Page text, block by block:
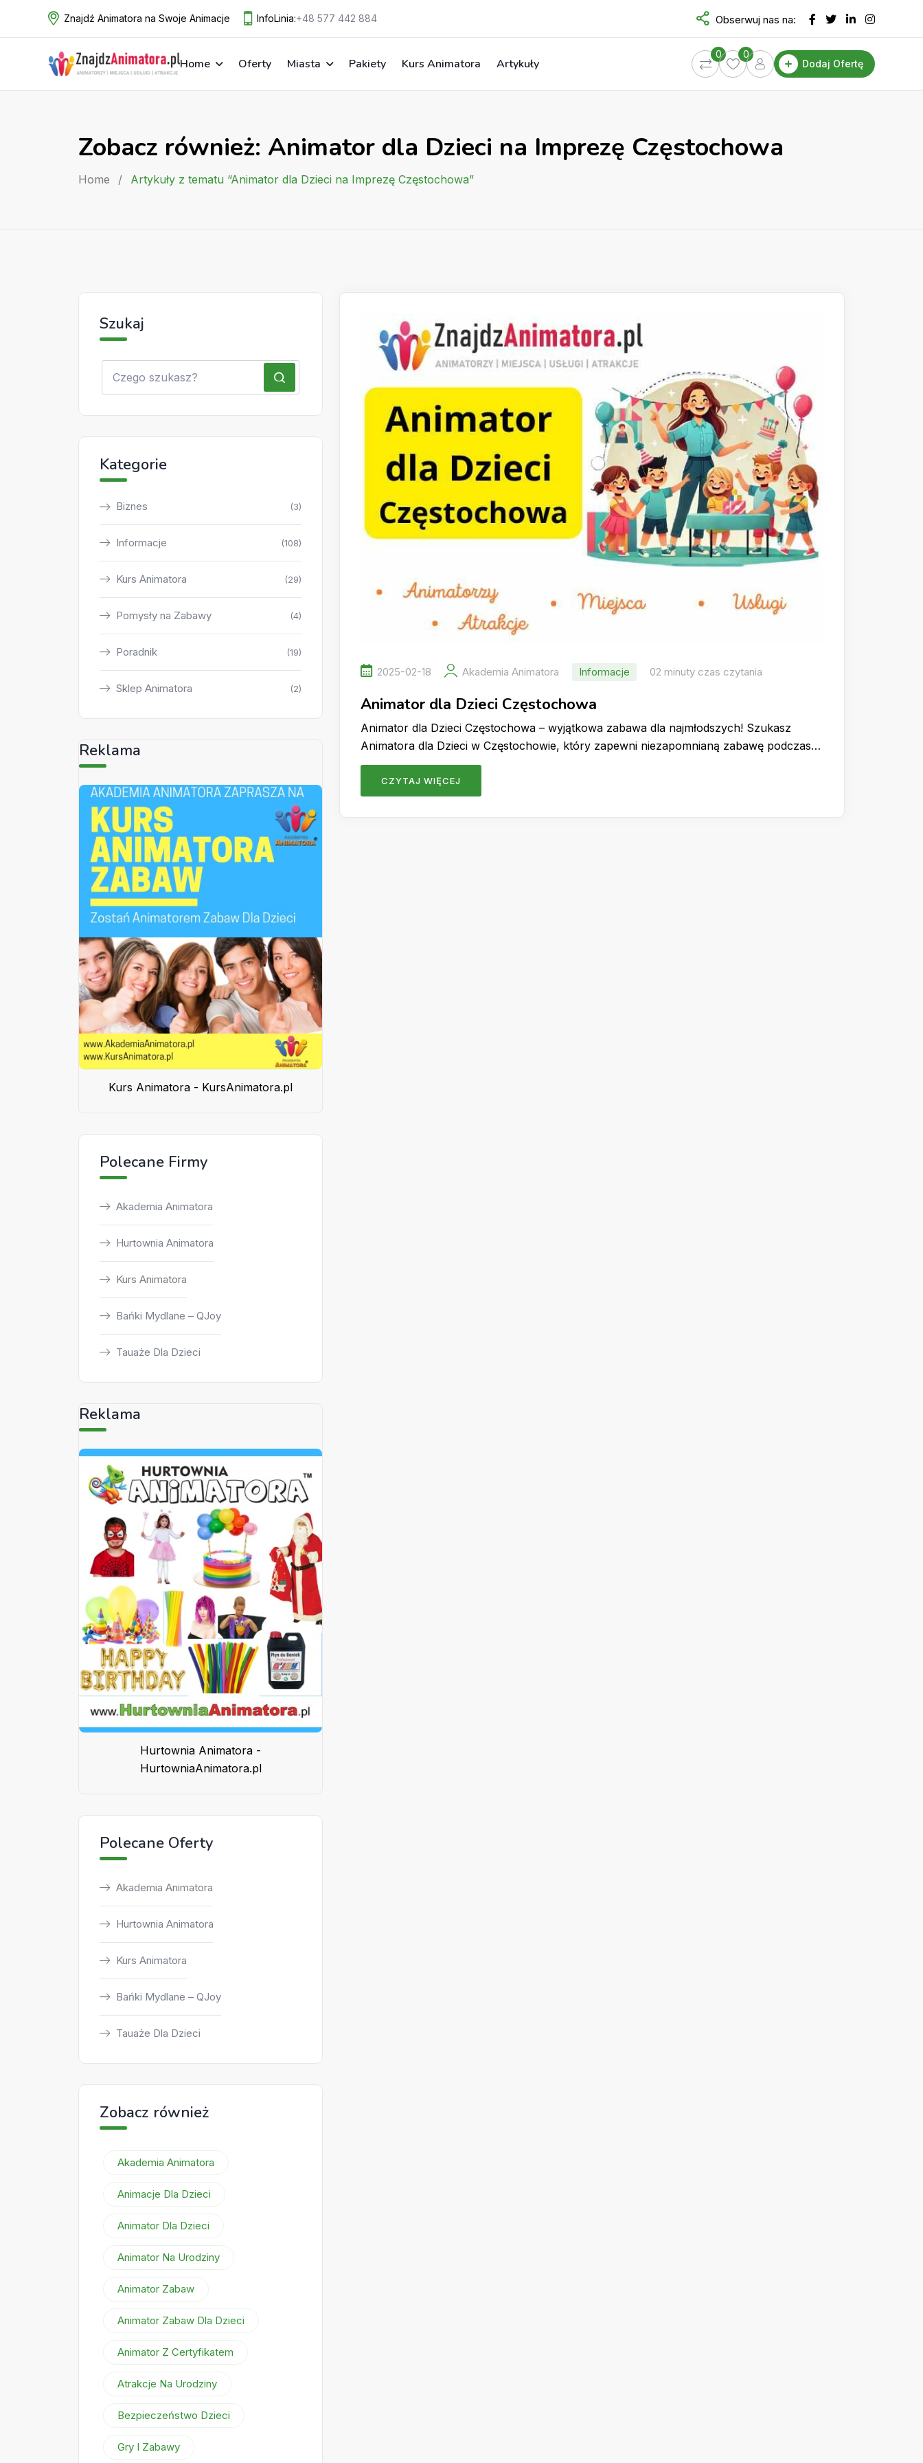
Znajdź Animatora na Swoje Animacje InfoLinia:+48 577 442 884 Obserwuj nas na:
Home Oferty Miasta Pakiety Kurs Animatora Artykuły
0
0
Dodaj Ofertę
Zobacz również: Animator dla Dzieci na Imprezę Częstochowa
Home / Artykuły z tematu “Animator dla Dzieci na Imprezę Częstochowa”
2025-02-18 Akademia Animatora Informacje 02 minuty czas czytania
Animator dla Dzieci Częstochowa
Animator dla Dzieci Częstochowa – wyjątkowa zabawa dla najmłodszych! Szukasz
Animatora dla Dzieci w Częstochowie, który zapewni niezapomnianą zabawę podczas…
CZYTAJ WIĘCEJ
Szukaj
Kategorie
Biznes (3)
Informacje (108)
Kurs Animatora (29)
Pomysły na Zabawy (4)
Poradnik (19)
Sklep Animatora (2)
Reklama
Kurs Animatora - KursAnimatora.pl
Polecane Firmy
Akademia Animatora
Hurtownia Animatora
Kurs Animatora
Bańki Mydlane – QJoy
Tauaże Dla Dzieci
Reklama
Hurtownia Animatora -
HurtowniaAnimatora.pl
Polecane Oferty
Akademia Animatora
Hurtownia Animatora
Kurs Animatora
Bańki Mydlane – QJoy
Tauaże Dla Dzieci
Zobacz również
Akademia Animatora
Animacje Dla Dzieci
Animator Dla Dzieci
Animator Na Urodziny
Animator Zabaw
Animator Zabaw Dla Dzieci
Animator Z Certyfikatem
Atrakcje Na Urodziny
Bezpieczeństwo Dzieci
Gry I Zabawy